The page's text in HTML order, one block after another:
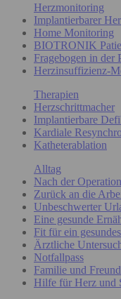
Herzmonitoring
Implantierbarer
Home Monitoring
BIOTRONIK
Fragebogen in der
Herzinsuffizienz-
Therapien
Herzschrittmacher
Implantierbare
Kardiale
Katheterablation
Alltag
Nach der Operation
Zurück an die
Unbeschwerter
Eine gesunde
Fit für ein
Ärztliche
Notfallpass
Familie und
Hilfe für Herz und